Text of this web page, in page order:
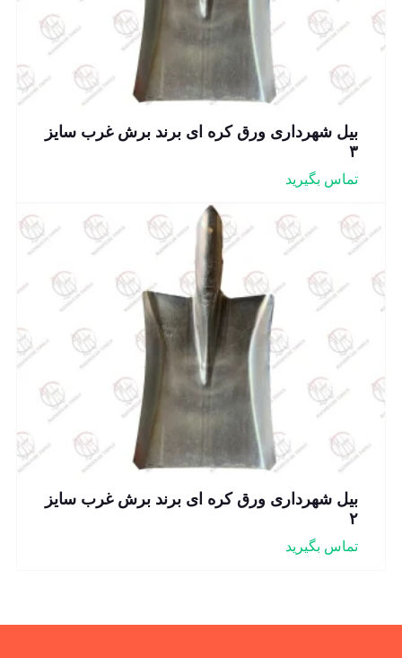
بیل شهرداری ورق کره ای برند برش غرب سایز
۳
تماس بگیرید
بیل شهرداری ورق کره ای برند برش غرب سایز
۲
تماس بگیرید